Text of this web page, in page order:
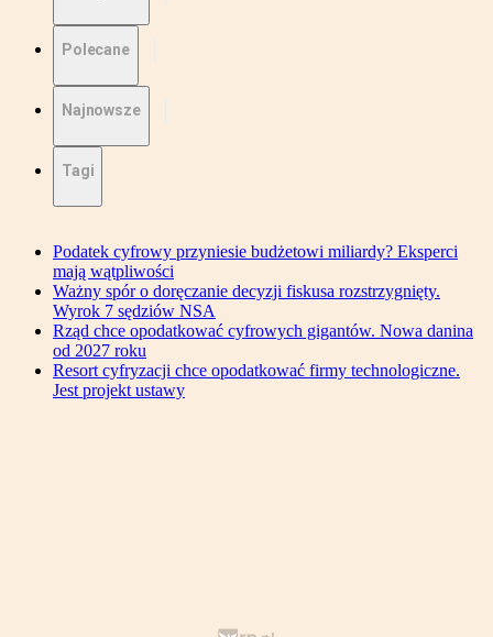
Polecane
Najnowsze
Tagi
Podatek cyfrowy przyniesie budżetowi miliardy? Eksperci
mają wątpliwości
Ważny spór o doręczanie decyzji fiskusa rozstrzygnięty.
Wyrok 7 sędziów NSA
Rząd chce opodatkować cyfrowych gigantów. Nowa danina
od 2027 roku
Resort cyfryzacji chce opodatkować firmy technologiczne.
Jest projekt ustawy